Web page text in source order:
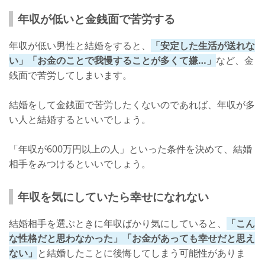
あなたも働く
憧れるのもいいけど現実も知っておこう！
年収が低いと金銭面で苦労する
年収が低い男性と結婚をすると、
「安定した生活が送れな
い」「お金のことで我慢することが多くて嫌…」 など、金
銭面で苦労してしまいます。
結婚をして金銭面で苦労したくないのであれば、年収が多
い人と結婚するといいでしょう。
「年収が600万円以上の人」といった条件を決めて、結婚
相手をみつけるといいでしょう。
年収を気にしていたら幸せになれない
結婚相手を選ぶときに年収ばかり気にしていると、
「こん
な性格だと思わなかった」「お金があっても幸せだと思え
ない」 と結婚したことに後悔してしまう可能性がありま